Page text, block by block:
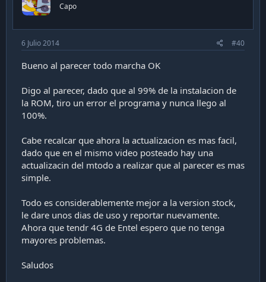
Capo
6 Julio 2014 #40
Bueno al parecer todo marcha OK
Digo al parecer, dado que al 99% de la instalacion de
la ROM, tiro un error el programa y nunca llego al
100%.
Cabe recalcar que ahora la actualizacion es mas facil,
dado que en el mismo video posteado hay una
actualizacin del mtodo a realizar que al parecer es mas
simple.
Todo es considerablemente mejor a la version stock,
le dare unos dias de uso y reportar nuevamente.
Ahora que tendr 4G de Entel espero que no tenga
mayores problemas.
Saludos